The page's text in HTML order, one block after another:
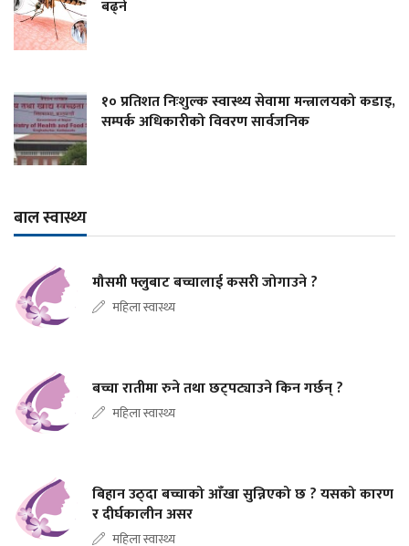
बढ्ने
१० प्रतिशत निःशुल्क स्वास्थ्य सेवामा मन्त्रालयको कडाइ,
सम्पर्क अधिकारीको विवरण सार्वजनिक
बाल स्वास्थ्य
मौसमी फ्लुबाट बच्चालाई कसरी जोगाउने ?
महिला स्वास्थ्य
बच्चा रातीमा रुने तथा छट्पट्याउने किन गर्छन् ?
महिला स्वास्थ्य
बिहान उठ्दा बच्चाको आँखा सुन्निएको छ ? यसको कारण
र दीर्घकालीन असर
महिला स्वास्थ्य